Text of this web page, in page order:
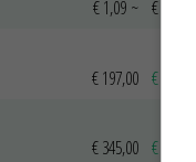
€ 1,09 ~ € 1,11
€ 197,00 € 2,00
€ 345,00 € 20,00